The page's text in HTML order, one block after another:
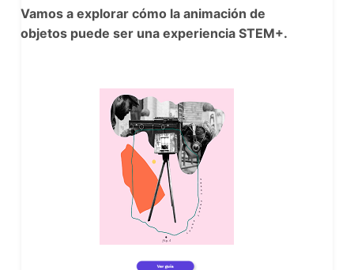
Vamos a explorar cómo la animación de
objetos puede ser una experiencia STEM+.